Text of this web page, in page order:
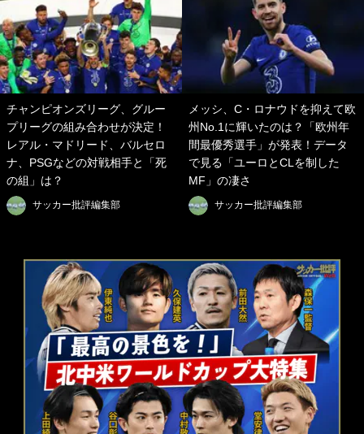
チャンピオンズリーグ、グルー
プリーグの組み合わせが決定！
レアル・マドリード、バルセロ
ナ、PSGなどの対戦相手と「死
の組」は？
サッカー批評編集部
メッシ、C・ロナウドを抑えて欧
州No.1に輝いたのは？「欧州年
間最優秀選手」が発表！データ
で見る「ユーロとCLを制した
MF」の凄さ
サッカー批評編集部